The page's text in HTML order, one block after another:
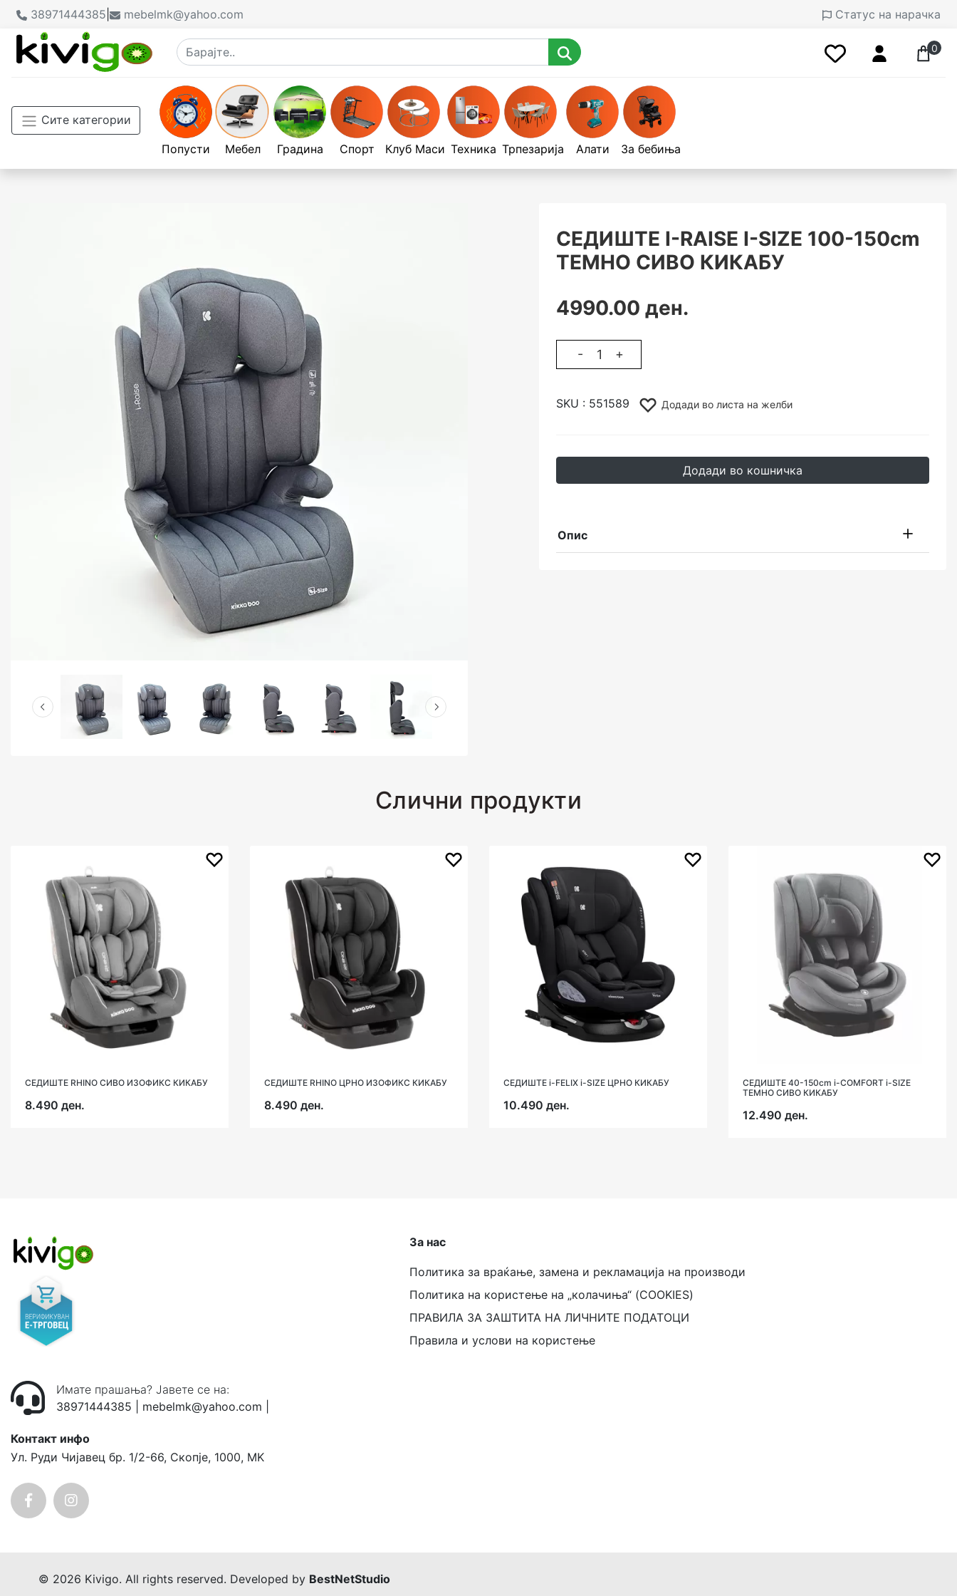
38971444385 mebelmk@yahoo.com Статус на нарачка
0
Сите категории
Попусти Мебел Градина Спорт Клуб Маси Техника Трпезарија Алати За бебиња
СЕДИШТЕ I-RAISE I-SIZE 100-150cm
ТЕМНО СИВО КИКАБУ
4990.00 ден.
- +
SKU : 551589 Додади во листа на желби
Додади во кошничка
Опис
Слични продукти
СЕДИШТЕ RHINO СИВО ИЗОФИКС КИКАБУ
8.490 ден.
СЕДИШТЕ RHINO ЦРНО ИЗОФИКС КИКАБУ
8.490 ден.
СЕДИШТЕ i-FELIX i-SIZE ЦРНО КИКАБУ
10.490 ден.
СЕДИШТЕ 40-150cm i-COMFORT i-SIZE
ТЕМНО СИВО КИКАБУ
12.490 ден.
Имате прашања? Јавете се на:
38971444385
mebelmk@yahoo.com
Контакт инфо
Ул. Руди Чијавец бр. 1/2-66, Скопје, 1000, MK
За нас
Политика за враќање, замена и рекламација на производи
Политика на користење на „колачиња“ (COOKIES)
ПРАВИЛА ЗА ЗАШТИТА НА ЛИЧНИТЕ ПОДАТОЦИ
Правила и услови на користење
© 2026 Kivigo. All rights reserved. Developed by BestNetStudio